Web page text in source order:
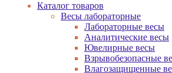
Каталог товаров
Весы лабораторные
Лабораторные весы
Аналитические весы
Ювелирные весы
Взрывобезопасные
Влагозащищенные